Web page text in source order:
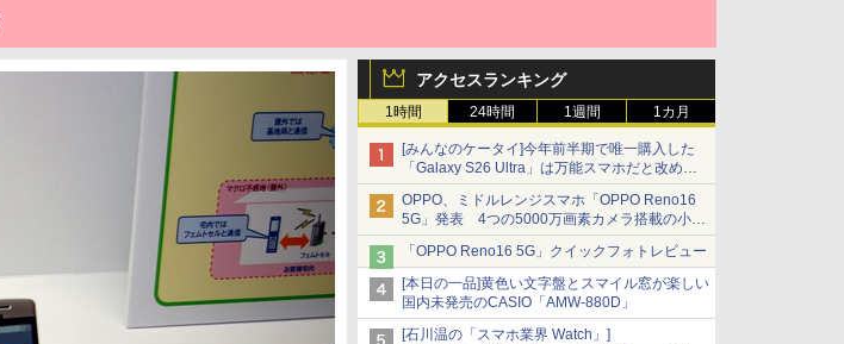
アクセスランキング
1時間 24時間 1週間 1カ月
[みんなのケータイ]今年前半期で唯一購入した
「Galaxy S26 Ultra」は万能スマホだと改めて
思う
OPPO、ミドルレンジスマホ「OPPO Reno16
5G」発表 4つの5000万画素カメラ搭載の小型
モデル
「OPPO Reno16 5G」クイックフォトレビュー
[本日の一品]黄色い文字盤とスマイル窓が楽しい
国内未発売のCASIO「AMW-880D」
[石川温の「スマホ業界 Watch」]